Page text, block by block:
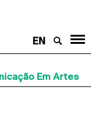
EN
Em Artes